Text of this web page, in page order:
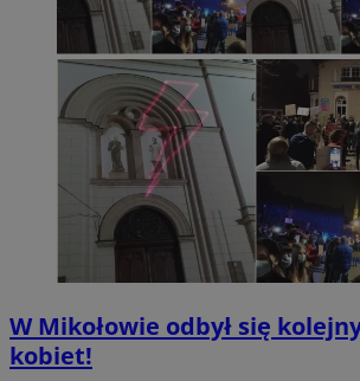
W Mikołowie odbył się
kobiet!